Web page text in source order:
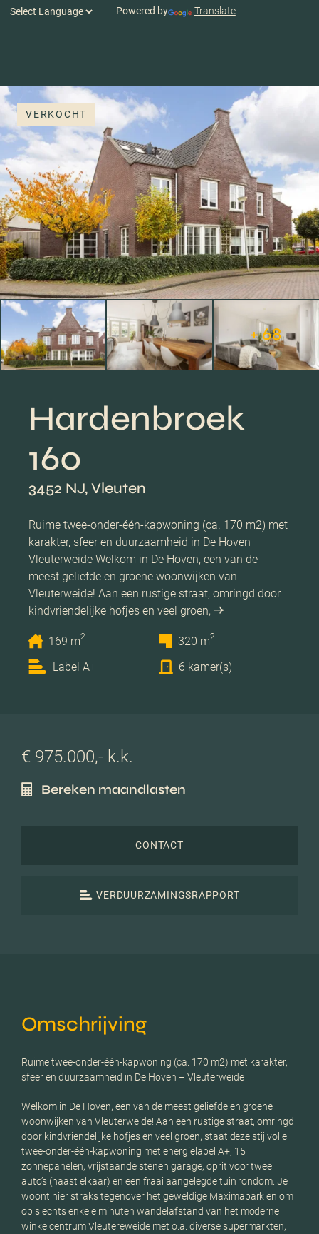
Powered by Translate
VERKOCHT
+ 68
Hardenbroek
160
3452 NJ, Vleuten
Ruime twee-onder-één-kapwoning (ca. 170 m2) met
karakter, sfeer en duurzaamheid in De Hoven –
Vleuterweide Welkom in De Hoven, een van de
meest geliefde en groene woonwijken van
Vleuterweide! Aan een rustige straat, omringd door
kindvriendelijke hofjes en veel groen,
169 m2 320 m2
Label A+ 6 kamer(s)
€ 975.000,- k.k.
Bereken maandlasten
CONTACT
VERDUURZAMINGSRAPPORT
Omschrijving
Ruime twee-onder-één-kapwoning (ca. 170 m2) met karakter,
sfeer en duurzaamheid in De Hoven – Vleuterweide
Welkom in De Hoven, een van de meest geliefde en groene
woonwijken van Vleuterweide! Aan een rustige straat, omringd
door kindvriendelijke hofjes en veel groen, staat deze stijlvolle
twee-onder-één-kapwoning met energielabel A+, 15
zonnepanelen, vrijstaande stenen garage, oprit voor twee
auto’s (naast elkaar) en een fraai aangelegde tuin rondom. Je
woont hier straks tegenover het geweldige Maximapark en om
op slechts enkele minuten wandelafstand van het moderne
winkelcentrum Vleutereweide met o.a. diverse supermarkten,